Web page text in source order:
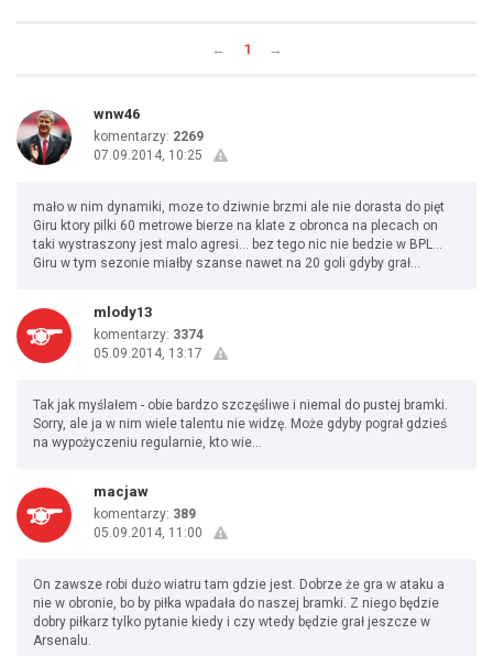
← 1 →
wnw46
komentarzy: 2269
07.09.2014, 10:25
mało w nim dynamiki, moze to dziwnie brzmi ale nie dorasta do pięt
Giru ktory pilki 60 metrowe bierze na klate z obronca na plecach on
taki wystraszony jest malo agresi... bez tego nic nie bedzie w BPL...
Giru w tym sezonie miałby szanse nawet na 20 goli gdyby grał...
mlody13
komentarzy: 3374
05.09.2014, 13:17
Tak jak myślałem - obie bardzo szczęśliwe i niemal do pustej bramki.
Sorry, ale ja w nim wiele talentu nie widzę. Może gdyby pograł gdzieś
na wypożyczeniu regularnie, kto wie...
macjaw
komentarzy: 389
05.09.2014, 11:00
On zawsze robi dużo wiatru tam gdzie jest. Dobrze że gra w ataku a
nie w obronie, bo by piłka wpadała do naszej bramki. Z niego będzie
dobry piłkarz tylko pytanie kiedy i czy wtedy będzie grał jeszcze w
Arsenalu.